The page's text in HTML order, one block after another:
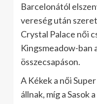
Barcelonától
vereség után
Crystal Palace női
Kingsmeadow-ban
összecsapáson.
A Kékek a női
állnak, míg a Sasok